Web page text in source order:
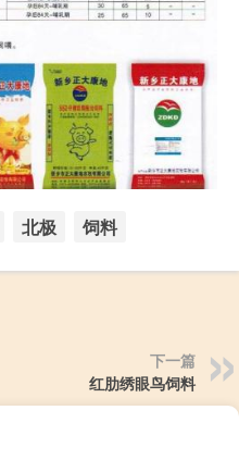
北极 饲料
下一篇
红肋绣眼鸟饲料